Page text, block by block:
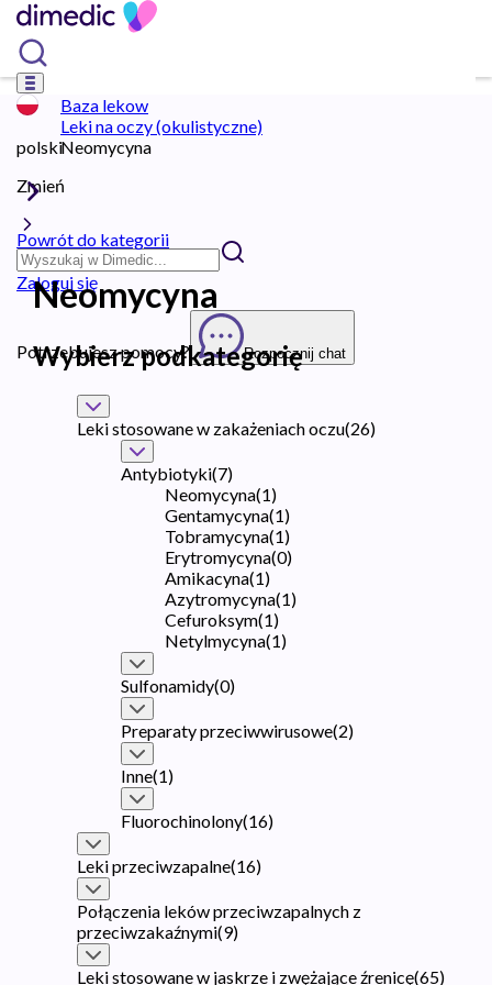
polski
Zmień
Zaloguj się
Potrzebujesz pomocy? Rozpocznij chat
Baza lekow
Leki na oczy (okulistyczne)
Neomycyna
Powrót do kategorii
Neomycyna
Wybierz podkategorię
Leki stosowane w zakażeniach oczu(26)
Antybiotyki(7)
Neomycyna(1)
Gentamycyna(1)
Tobramycyna(1)
Erytromycyna(0)
Amikacyna(1)
Azytromycyna(1)
Cefuroksym(1)
Netylmycyna(1)
Sulfonamidy(0)
Preparaty przeciwwirusowe(2)
Inne(1)
Fluorochinolony(16)
Leki przeciwzapalne(16)
Połączenia leków przeciwzapalnych z
przeciwzakaźnymi(9)
Leki stosowane w jaskrze i zwężające źrenicę(65)